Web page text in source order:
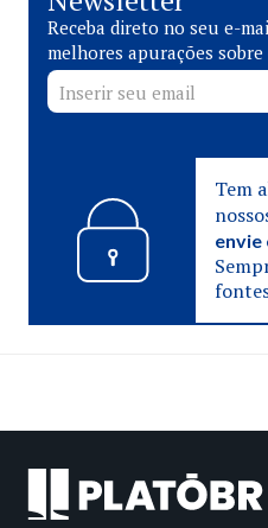
Receba direto no seu e-
melhores apurações
Tem
envie